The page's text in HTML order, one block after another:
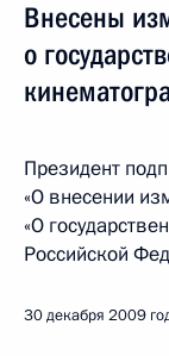
Внесены
о
Президент
«О внесении
«О
Российской
30 декабря 2009